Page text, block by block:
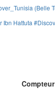
(Belle
Hattuta